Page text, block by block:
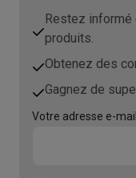
Restez informé
produits.
Obtenez des
Gagnez de
Votre adresse e-mail